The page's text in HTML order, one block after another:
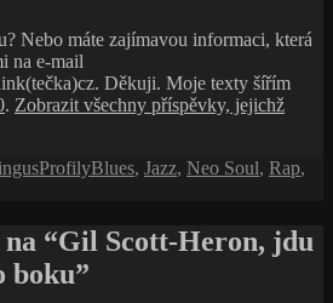
Nebo máte zajímavou informaci, která
na e-mail
Děkuji. Moje texty šířím
. Zobrazit všechny příspěvky, jejichž
Rubriky:
ProfilyŠtítky:
Blues, Jazz, Neo Soul, Rap,
na “Gil Scott-Heron, jdu
boku”